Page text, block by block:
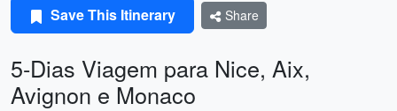
Save This Itinerary Share
5-Dias Viagem para Nice, Aix,
Avignon e Monaco